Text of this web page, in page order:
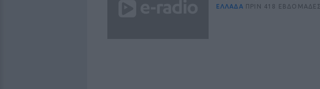
ΕΛΛΆΔΑ ΠΡΙΝ 418 ΕΒΔΟΜΆΔΕΣ